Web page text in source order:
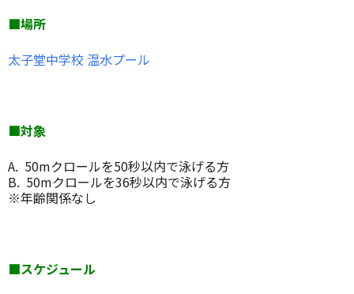
■場所
太子堂中学校 温水プール
■対象
A. 50mクロールを50秒以内で泳げる方
B. 50mクロールを36秒以内で泳げる方
※年齢関係なし
■スケジュール